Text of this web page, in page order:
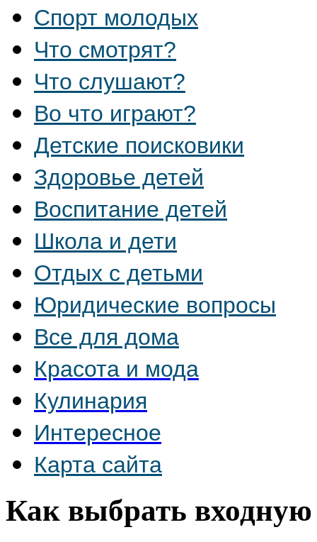
Спорт молодых
Что смотрят?
Что слушают?
Во что играют?
Детские поисковики
Здоровье детей
Воспитание детей
Школа и дети
Отдых с детьми
Юридические вопросы
Все для дома
Красота и мода
Кулинария
Интересное
Карта сайта
Как выбрать входную